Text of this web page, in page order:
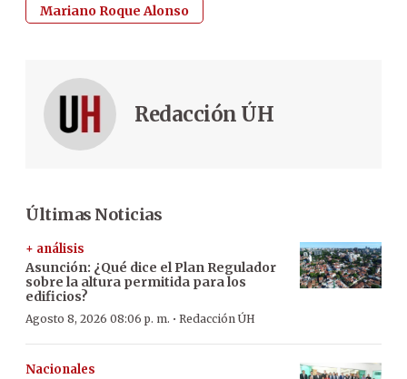
Mariano Roque Alonso
Redacción ÚH
Últimas Noticias
+ análisis
Asunción: ¿Qué dice el Plan Regulador
sobre la altura permitida para los
edificios?
Agosto 8, 2026 08:06 p. m. · Redacción ÚH
Nacionales